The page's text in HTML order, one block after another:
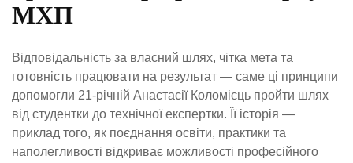
МХП
Відповідальність за власний шлях, чітка мета та
готовність працювати на результат — саме ці принципи
допомогли 21-річній Анастасії Коломієць пройти шлях
від студентки до технічної експертки. Її історія —
приклад того, як поєднання освіти, практики та
наполегливості відкриває можливості професійного